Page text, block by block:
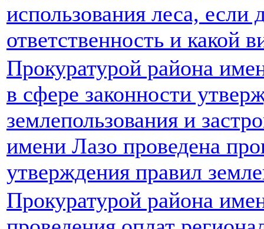
использования леса, если
ответственность и какой
Прокуратурой района
в сфере законности
землепользования и
имени Лазо проведена
утверждения правил
Прокуратурой района